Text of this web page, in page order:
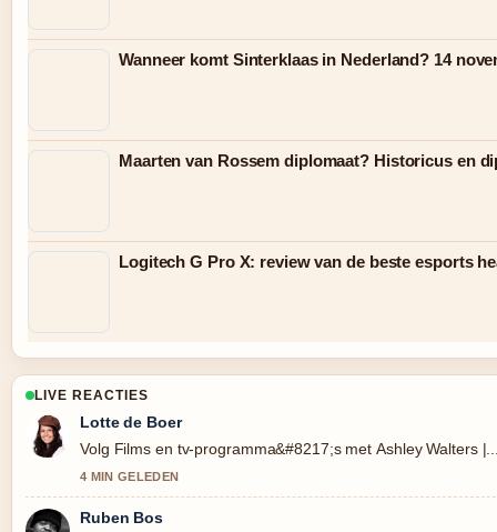
Wanneer komt Sinterklaas in Nederland? 14
Maarten van Rossem diplomaat? Historicus en
Logitech G Pro X: review van de beste esports
LIVE REACTIES
Lotte de Boer
Volg Films en tv-programma&#8217;s met Ashley Walters
4 MIN GELEDEN
Ruben Bos